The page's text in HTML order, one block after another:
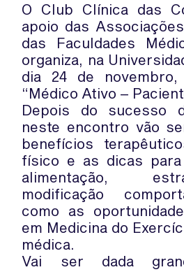
O Club Clínica das
apoio das
das Faculdades
organiza, na
dia 24 de
“Médico Ativo –
Depois do sucesso
neste encontro vão
benefícios
físico e as dicas para
alimentação,
modificação
como as
em Medicina do
médica.
Vai ser dada